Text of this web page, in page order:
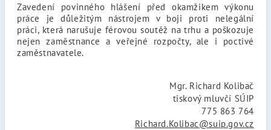
Zavedení povinného hlášení před okamžikem výkonu
práce je důležitým nástrojem v boji proti nelegální
práci, která narušuje férovou soutěž na trhu a poškozuje
nejen zaměstnance a veřejné rozpočty, ale i poctivé
zaměstnavatele.
Mgr. Richard Kolibač
tiskový mluvčí SÚIP
775 863 764
Richard.Kolibac@suip.gov.cz